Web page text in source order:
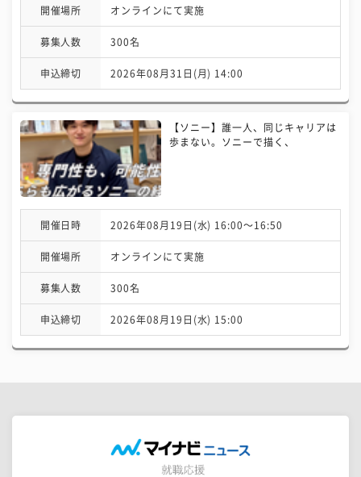
開催場所 オンラインにて実施
募集人数 300名
申込締切 2026年08月31日(月) 14:00
【ソニー】誰一人、同じキャリアは
歩まない。ソニーで描く、
開催日時 2026年08月19日(水) 16:00〜16:50
開催場所 オンラインにて実施
募集人数 300名
申込締切 2026年08月19日(水) 15:00